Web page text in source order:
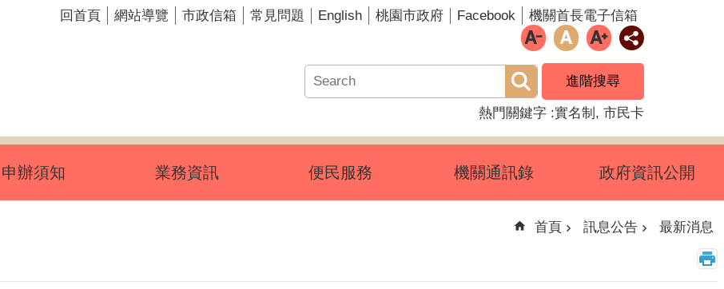
回首頁 網站導覽 市政信箱 常見問題 English 桃園市政府 Facebook 機關首長電子信箱
進階搜尋
熱門關鍵字 實名制 市民卡
申辦須知 業務資訊 便民服務 機關通訊錄 政府資訊公開
首頁 訊息公告 最新消息